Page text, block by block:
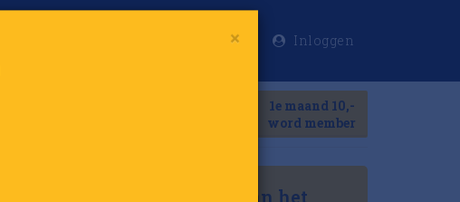
Inloggen
1e maand 10,-
word member
Mis niets van het